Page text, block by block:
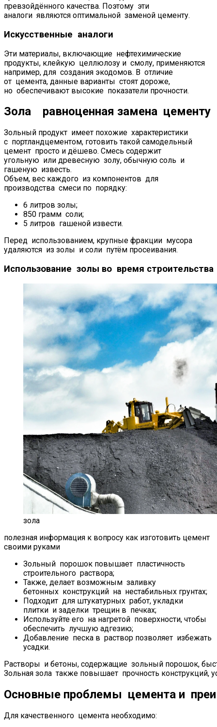
превзойдённого качества. Поэтому эти
аналоги являются оптимальной заменой цементу.
Искусственные аналоги
Эти материалы, включающие нефтехимические
продукты, клейкую целлюлозу и смолу, применяются
например, для создания экодомов. В отличие
от цемента, данные варианты стоят дороже,
но обеспечивают высокие показатели прочности.
Зола равноценная замена цементу
Зольный продукт имеет похожие характеристики
с портландцементом, готовить такой самодельный
цемент просто и дёшево. Смесь содержит
угольную или древесную золу, обычную соль и
гашеную известь.
Объем, вес каждого из компонентов для
производства смеси по порядку:
6 литров золы;
850 грамм соли;
5 литров гашеной извести.
Перед использованием, крупные фракции мусора
удаляются из золы и соли путём просеивания.
Использование золы во время строительства
зола
полезная информация к вопросу как изготовить цемент
своими руками
Зольный порошок повышает пластичность
строительного раствора;
Также, делает возможным заливку
бетонных конструкций на нестабильных грунтах;
Подходит для штукатурных работ, укладки
плитки и заделки трещин в печках;
Используйте его на нагретой поверхности, чтобы
обеспечить лучшую адгезию;
Добавление песка в раствор позволяет избежать
усадки.
Растворы и бетоны, содержащие зольный порошок,
Зольная зола также повышает прочность конструкций,
Основные проблемы цемента и
Для качественного цемента необходимо: